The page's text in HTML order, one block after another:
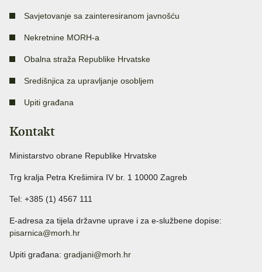
Savjetovanje sa zainteresiranom javnošću
Nekretnine MORH-a
Obalna straža Republike Hrvatske
Središnjica za upravljanje osobljem
Upiti građana
Kontakt
Ministarstvo obrane Republike Hrvatske
Trg kralja Petra Krešimira IV br. 1 10000 Zagreb
Tel: +385 (1) 4567 111
E-adresa za tijela državne uprave i za e-službene dopise:
pisarnica@morh.hr
Upiti građana: gradjani@morh.hr